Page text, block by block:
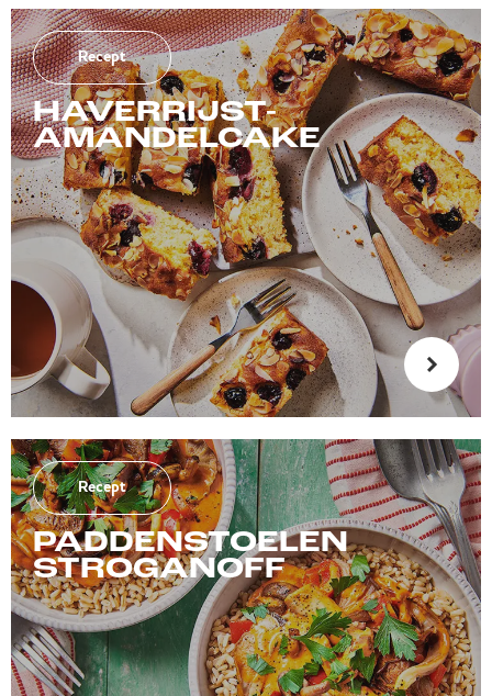
Recept
HAVERRIJST-
AMANDELCAKE
Recept
PADDENSTOELEN
STROGANOFF